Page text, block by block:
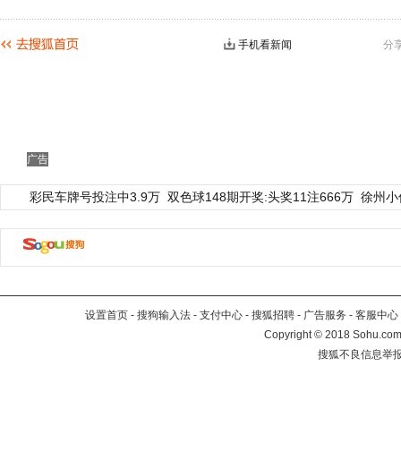
分
手机看新闻
广告
彩民车牌号投注中3.9万 双色球148期开奖:头奖11注666万 徐州
设置首页 - 搜狗输入法 - 支付中心 - 搜狐招聘 - 广告服务 - 客服中心
Copyright©2018
搜狐不良信息举